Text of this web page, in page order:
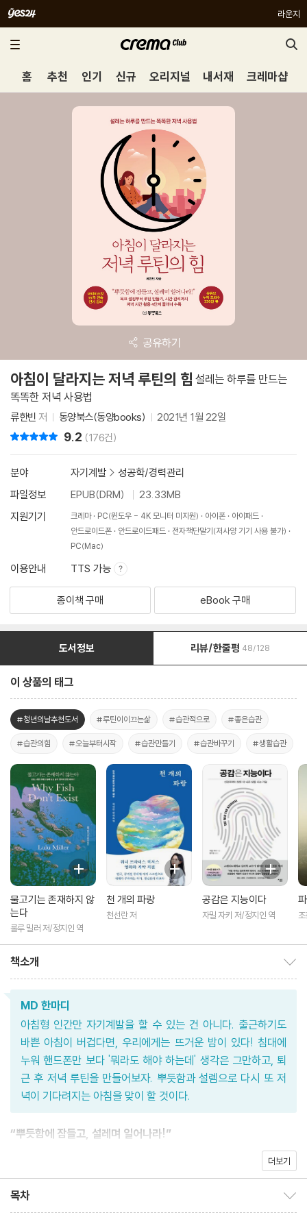
라운지
홈 추천 인기 신규 오리지널 내서재 크레마샵
공유하기
아침이 달라지는 저녁 루틴의 힘 설레는 하루를 만드는
똑똑한 저녁 사용법
류한빈 저 동양북스(동양books) 2021년 1월 22일
9.2 (176건)
분야 자기계발 > 성공학/경력관리
파일정보
EPUB(DRM)
23.33MB
지원기기
크레마 PC(윈도우 - 4K 모니터 미지원) 아이폰
아이패드
안드로이드폰
안드로이드패드
전자책단말기(저사양 기기 사용 불가)
PC(Mac)
이용안내 TTS 가능
종이책 구매 eBook 구매
도서정보 리뷰/한줄평 48/128
이 상품의 태그
#청년의날추천도서 #루틴이이끄는삶 #습관적으로 #좋은습관
#습관의힘 #오늘부터시작 #습관만들기 #습관바꾸기 #생활습관
물고기는 존재하지 않
는다
룰루 밀러 저/정지인 역
천 개의 파랑
천선란 저
공감은 지능이다
자밀 자키 저/정지인 역 조
책소개
MD 한마디
아침형 인간만 자기계발을 할 수 있는 건 아니다. 출근하기도
바쁜 아침이 버겁다면, 우리에게는 뜨거운 밤이 있다! 침대에
누워 핸드폰만 보다 '뭐라도 해야 하는데' 생각은 그만하고, 퇴
근 후 저녁 루틴을 만들어보자. 뿌듯함과 설렘으로 다시 또 저
녁이 기다려지는 아침을 맞이 할 것이다.
“뿌듯함에 잠들고, 설레며 일어나라!”
더보기
목차